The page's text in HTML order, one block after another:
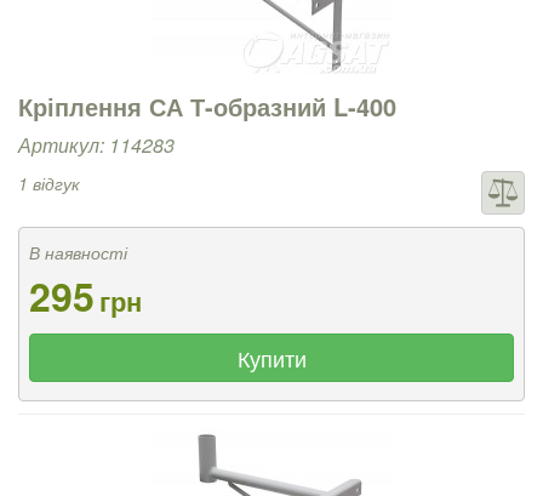
Кріплення СА Т-образний L-400
Артикул: 114283
1 відгук
В наявності
295грн
Купити